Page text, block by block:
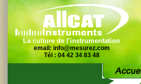
La culture de l'instrumentation
email: info@mesurez.com
Tél : 04 42 34 83 48